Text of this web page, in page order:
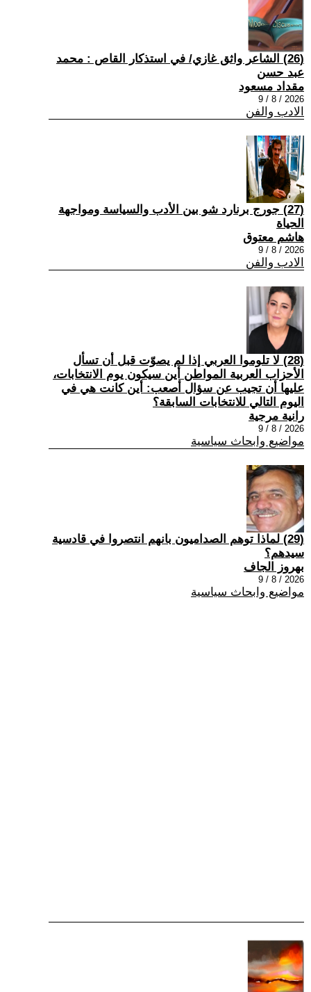
(26) الشاعر واثق غازي/ في استذكار القاص : محمد
عبد حسن
مقداد مسعود
2026 / 8 / 9
الادب والفن
(27) جورج برنارد شو بين الأدب والسياسة ومواجهة
الحياة
هاشم معتوق
2026 / 8 / 9
الادب والفن
(28) لا تلوموا العربي إذا لم يصوّت قبل أن تسأل
الأحزاب العربية المواطن أين سيكون يوم الانتخابات،
عليها أن تجيب عن سؤال أصعب: أين كانت هي في
اليوم التالي للانتخابات السابقة؟
رانية مرجية
2026 / 8 / 9
مواضيع وابحاث سياسية
(29) ‏لماذا توهم الصداميون بانهم انتصروا في قادسية
سيدهم؟
بهروز الجاف
2026 / 8 / 9
مواضيع وابحاث سياسية